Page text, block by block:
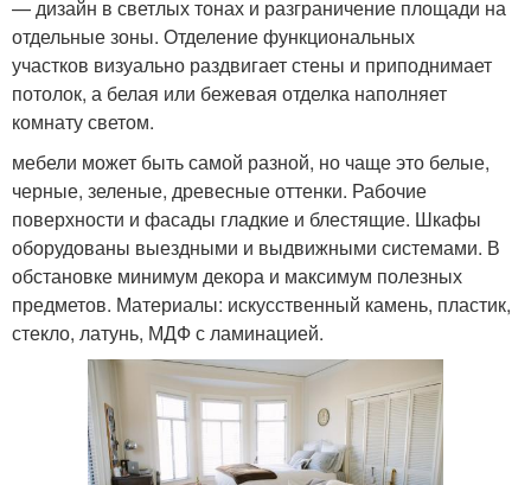
— дизайн в светлых тонах и разграничение площади на
отдельные зоны. Отделение функциональных
участков визуально раздвигает стены и приподнимает
потолок, а белая или бежевая отделка наполняет
комнату светом.
мебели может быть самой разной, но чаще это белые,
черные, зеленые, древесные оттенки. Рабочие
поверхности и фасады гладкие и блестящие. Шкафы
оборудованы выездными и выдвижными системами. В
обстановке минимум декора и максимум полезных
предметов. Материалы: искусственный камень, пластик,
стекло, латунь, МДФ с ламинацией.